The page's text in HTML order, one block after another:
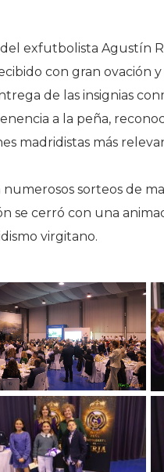
exfutbolista Agustín
con gran ovación
de las insignias
a la peña,
madridistas más
sorteos de
se cerró con una
virgitano.